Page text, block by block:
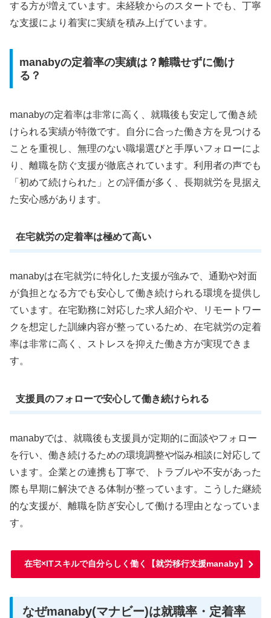
する方が増えています。未経験からのスタートでも、丁寧
な支援により着実に実績を積み上げています。
manabyの定着率の実績は？離職せずに働け
る？
manabyの定着率は非常に高く、就職後も安定して働き続
けられる実績が特徴です。自分に合った働き方を見つける
ことを重視し、無理のない職場選びと手厚いフォローによ
り、離職を防ぐ支援が徹底されています。利用者の声でも
「初めて続けられた」との評価が多く、長期就労を見据え
た安心感があります。
在宅就労の定着率は極めて高い
manabyは在宅就労に特化した支援が強みで、通勤や対面
が負担となる方でも安心して働き続けられる環境を提供し
ています。在宅勤務に対応した求人紹介や、リモートワー
クを想定した訓練内容が整っているため、在宅就労の定着
率は非常に高く、ストレスを抑えた働き方が実現できま
す。
支援員のフォローで安心して働き続けられる
manabyでは、就職後も支援員が定期的に面談やフォロー
を行い、働き続けるための環境調整や悩み相談に対応して
います。企業との連携も丁寧で、トラブルや不安があった
際も早期に解決できる体制が整っています。こうした継続
的な支援が、離職を防ぎ安心して働ける理由となっていま
す。
在宅×ITスキルで自分らしく働く【就労移行支援manaby】
なぜmanaby(マナビー)は就職率・定着率